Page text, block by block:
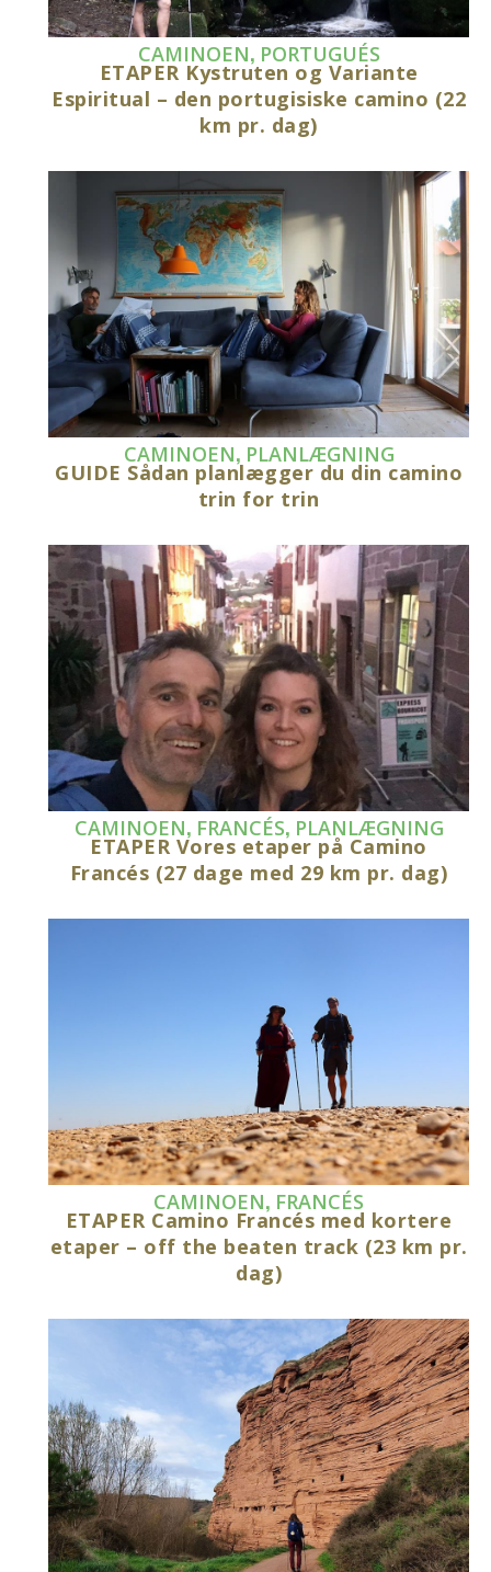
CAMINOEN, PORTUGUÉS
ETAPER Kystruten og Variante
Espiritual – den portugisiske camino (22
km pr. dag)
CAMINOEN, PLANLÆGNING
GUIDE Sådan planlægger du din camino
trin for trin
CAMINOEN, FRANCÉS, PLANLÆGNING
ETAPER Vores etaper på Camino
Francés (27 dage med 29 km pr. dag)
CAMINOEN, FRANCÉS
ETAPER Camino Francés med kortere
etaper – off the beaten track (23 km pr.
dag)